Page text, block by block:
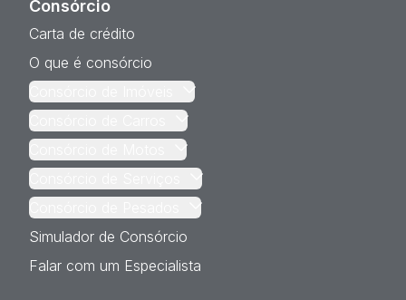
Consórcio
Carta de crédito
O que é consórcio
Consórcio de Imóveis
Consórcio de Carros
Consórcio de Motos
Consórcio de Serviços
Consórcio de Pesados
Simulador de Consórcio
Falar com um Especialista